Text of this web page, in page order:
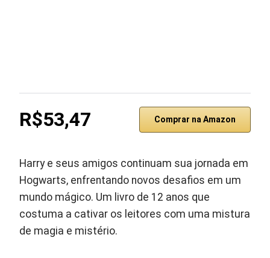
R$53,47 Comprar na Amazon
Harry e seus amigos continuam sua jornada em
Hogwarts, enfrentando novos desafios em um
mundo mágico. Um livro de 12 anos que
costuma a cativar os leitores com uma mistura
de magia e mistério.